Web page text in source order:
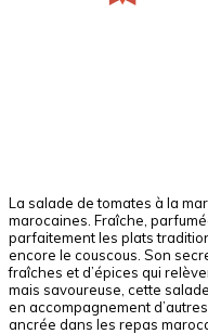
La salade de tomates à la
marocaines. Fraîche,
parfaitement les plats
encore le couscous. Son
fraîches et d’épices qui
mais savoureuse, cette
en accompagnement
ancrée dans les repas